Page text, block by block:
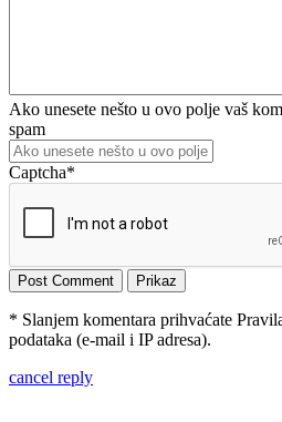
Ako unesete nešto u ovo polje vaš
spam
Captcha*
* Slanjem komentara prihvaćate
podataka (e-mail i IP adresa).
cancel reply